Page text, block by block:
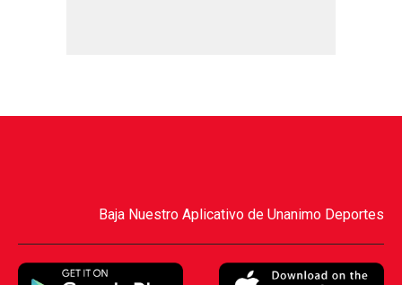
Baja Nuestro Aplicativo de Unanimo Deportes